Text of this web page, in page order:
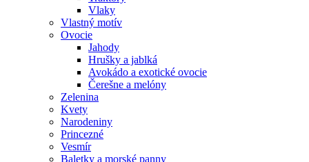
Vlaky
Vlastný motív
Ovocie
Jahody
Hrušky a jablká
Avokádo a exotické ovocie
Čerešne a melóny
Zelenina
Kvety
Narodeniny
Princezné
Vesmír
Baletky a morské panny